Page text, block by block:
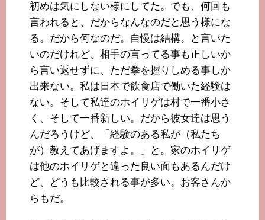
初めは気にしない様にしてた。でも、何回も
言われると、だからなんなのだと思う様にな
る。だから何なのだ。自慢は結構。と言いた
いのだけれど、相手の言ってる事も正しいか
ら言い返せずに、ただ拳を握りしめる事しか
出来ない。私は日本で飲食店で働いた経験は
ない。そして私達のホイリゲは村で一番小さ
く、そして一番新しい。だから彼女達は思う
んだろうけど、「経験のある私が（私たち
が）教えてあげますよ。」と。家のホイリゲ
は他のホイリゲと違った良い面もあるんだけ
ど、どうも比較される事が多い。お客さんか
らもだ。